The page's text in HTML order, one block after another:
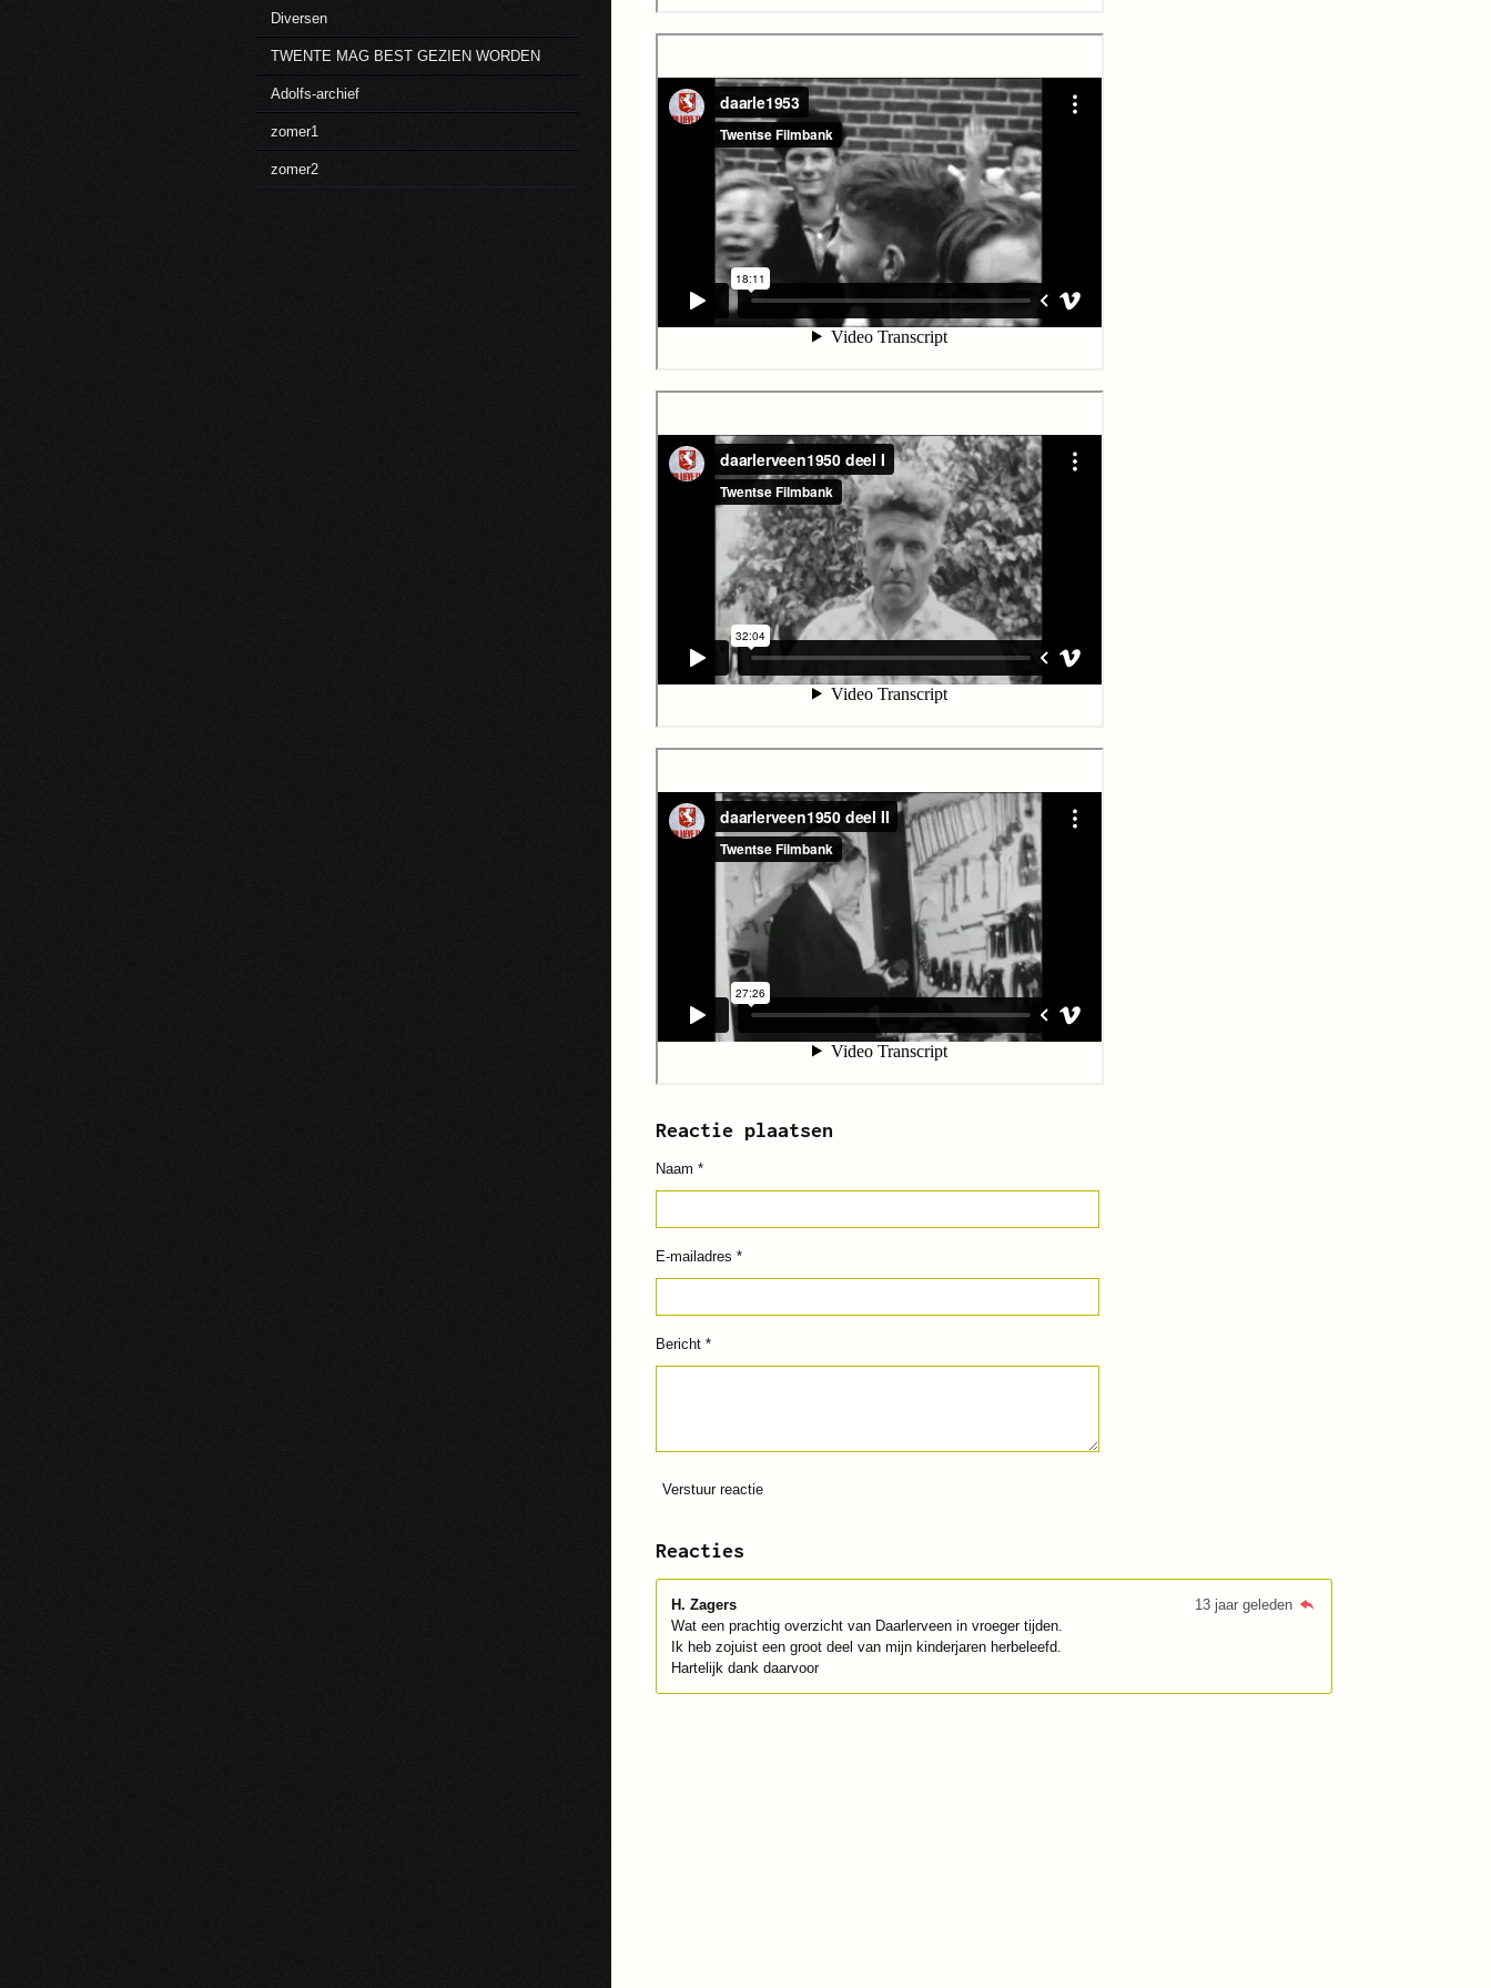
Reactie plaatsen
Naam *
E-mailadres *
Bericht *
Verstuur reactie
Reacties
H. Zagers
13 jaar geleden
Wat een prachtig overzicht van Daarlerveen in vroeger tijden.
Ik heb zojuist een groot deel van mijn kinderjaren herbeleefd.
Hartelijk dank daarvoor
Diversen
TWENTE MAG BEST GEZIEN WORDEN
Adolfs-archief
zomer1
zomer2